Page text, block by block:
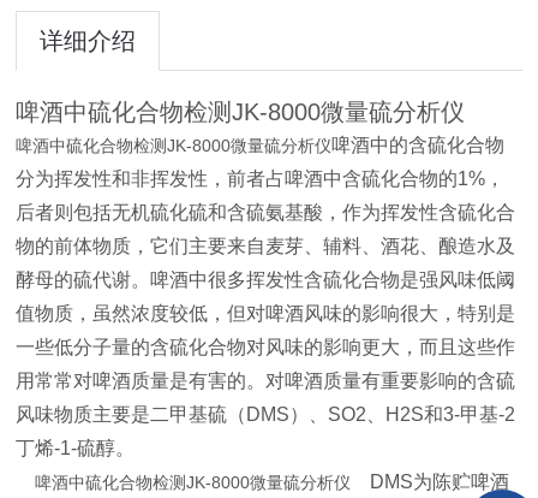
详细介绍
啤酒中硫化合物检测JK-8000微量硫分析仪
啤酒中硫化合物检测JK-8000微量硫分析仪啤酒中的含硫化合物
分为挥发性和非挥发性，前者占啤酒中含硫化合物的1% ，
后者则包括无机硫化硫和含硫氨基酸，作为挥发性含硫化合
物的前体物质，它们主要来自麦芽、辅料、酒花、酿造水及
酵母的硫代谢。啤酒中很多挥发性含硫化合物是强风味低阈
值物质，虽然浓度较低，但对啤酒风味的影响很大，特别是
一些低分子量的含硫化合物对风味的影响更大，而且这些作
用常常对啤酒质量是有害的。对啤酒质量有重要影响的含硫
风味物质主要是二甲基硫（ DMS）、 SO2 H2S和3-甲基-2
丁烯-1-硫醇。
啤酒中硫化合物检测JK-8000微量硫分析仪 DMS为陈贮啤酒